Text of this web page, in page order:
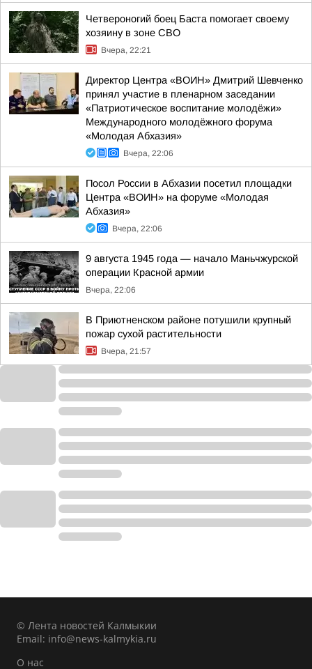
Четвероногий боец Баста помогает своему
хозяину в зоне СВО
Вчера, 22:21
Директор Центра «ВОИН» Дмитрий Шевченко
принял участие в пленарном заседании
«Патриотическое воспитание молодёжи»
Международного молодёжного форума
«Молодая Абхазия»
Вчера, 22:06
Посол России в Абхазии посетил площадки
Центра «ВОИН» на форуме «Молодая
Абхазия»
Вчера, 22:06
9 августа 1945 года — начало Маньчжурской
операции Красной армии
Вчера, 22:06
В Приютненском районе потушили крупный
пожар сухой растительности
Вчера, 21:57
© Лента новостей Калмыкии
Email: info@news-kalmykia.ru
О нас